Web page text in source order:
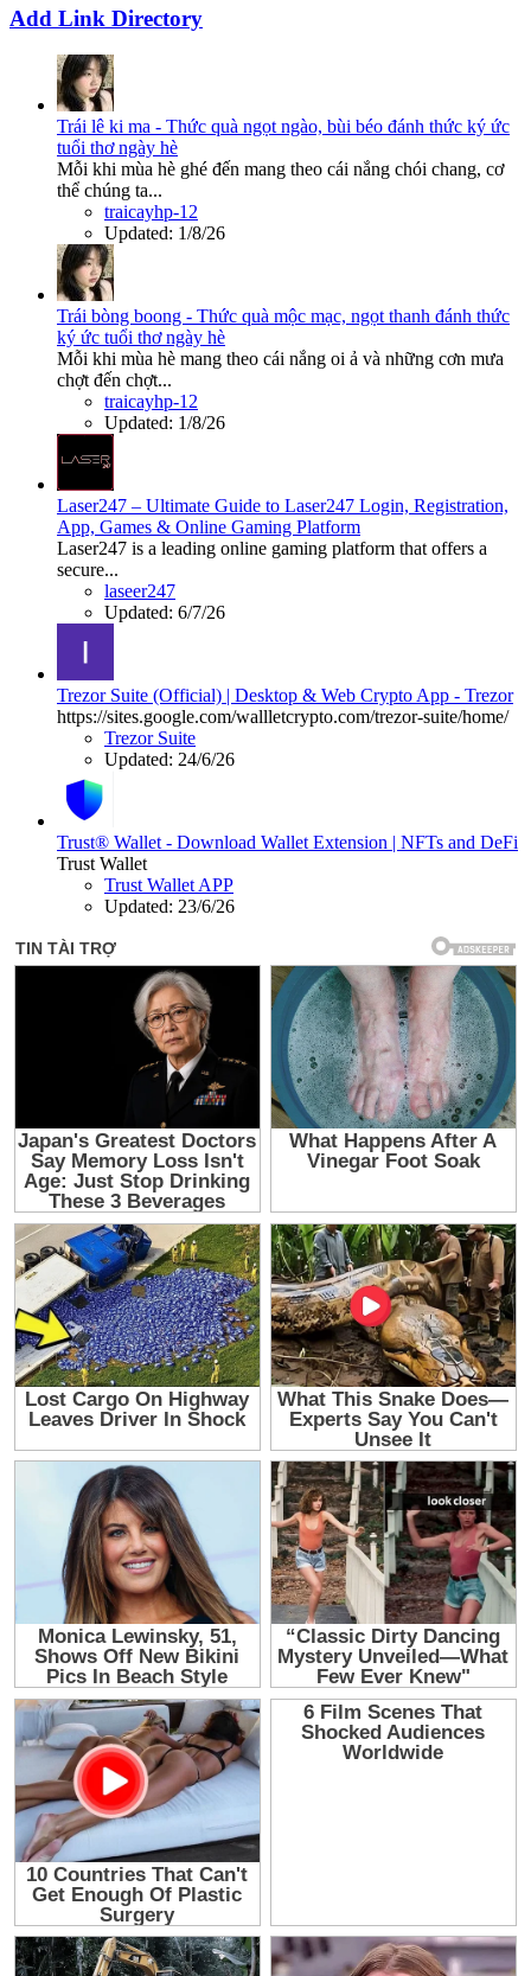
Add Link Directory
Trái lê ki ma - Thức quà ngọt ngào, bùi béo đánh thức ký ức
tuổi thơ ngày hè
Mỗi khi mùa hè ghé đến mang theo cái nắng chói chang, cơ
thể chúng ta...
traicayhp-12
Updated: 1/8/26
Trái bòng boong - Thức quà mộc mạc, ngọt thanh đánh thức
ký ức tuổi thơ ngày hè
Mỗi khi mùa hè mang theo cái nắng oi ả và những cơn mưa
chợt đến chợt...
traicayhp-12
Updated: 1/8/26
Laser247 – Ultimate Guide to Laser247 Login, Registration,
App, Games & Online Gaming Platform
Laser247 is a leading online gaming platform that offers a
secure...
laseer247
Updated: 6/7/26
Trezor Suite (Official) | Desktop & Web Crypto App - Trezor
https://sites.google.com/wallletcrypto.com/trezor-suite/home/
Trezor Suite
Updated: 24/6/26
Trust® Wallet - Download Wallet Extension | NFTs and DeFi
Trust Wallet
Trust Wallet APP
Updated: 23/6/26